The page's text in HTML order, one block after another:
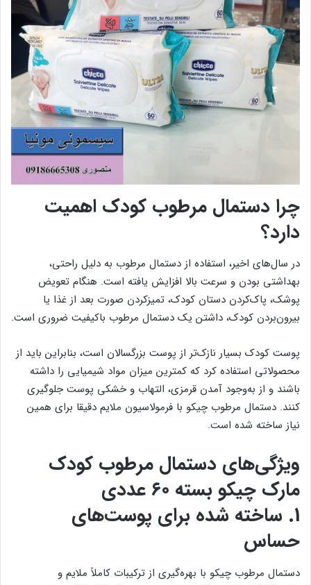
چرا دستمال مرطوب کودک اهمیت
دارد؟
در سال‌های اخیر، استفاده از دستمال مرطوب به دلیل راحتی،
بهداشتی بودن و سرعت بالا افزایش یافته است. هنگام تعویض
پوشک، پاک‌کردن دستان کودک، تمیزکردن صورت بعد از غذا یا
بیرون‌بردن کودک، داشتن یک دستمال مرطوب باکیفیت ضروری است.
پوست کودک بسیار نازک‌تر از پوست بزرگسالان است، بنابراین باید از
محصولاتی استفاده کرد که کمترین میزان مواد شیمیایی را داشته
باشند و از به‌وجود آمدن قرمزی، التهاب و خشکی پوست جلوگیری
کنند. دستمال مرطوب چیکو با فرمولاسیون ملایم دقیقا برای همین
نیاز ساخته شده است.
ویژگی‌های دستمال مرطوب کودک
مارک چیکو بسته ۶۰ عددی
1. ساخته شده برای پوست‌های
حساس
دستمال مرطوب چیکو با بهره‌گیری از ترکیبات کاملاً ملایم و